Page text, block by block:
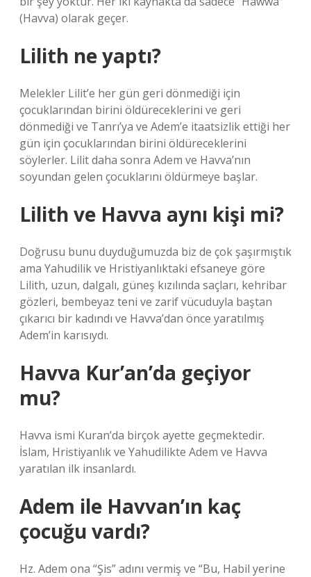
(Havva) olarak geçer.
Lilith ne yaptı?
Melekler Lilit’e her gün geri dönmediği için
çocuklarından birini öldüreceklerini ve geri
dönmediği ve Tanrı’ya ve Adem’e itaatsizlik ettiği her
gün için çocuklarından birini öldüreceklerini
söylerler. Lilit daha sonra Adem ve Havva’nın
soyundan gelen çocuklarını öldürmeye başlar.
Lilith ve Havva aynı kişi mi?
Doğrusu bunu duyduğumuzda biz de çok şaşırmıştık
ama Yahudilik ve Hristiyanlıktaki efsaneye göre
Lilith, uzun, dalgalı, güneş kızılında saçları, kehribar
gözleri, bembeyaz teni ve zarif vücuduyla baştan
çıkarıcı bir kadındı ve Havva’dan önce yaratılmış
Adem’in karısıydı.
Havva Kur’an’da geçiyor
mu?
Havva ismi Kuran’da birçok ayette geçmektedir.
İslam, Hristiyanlık ve Yahudilikte Adem ve Havva
yaratılan ilk insanlardı.
Adem ile Havvan’ın kaç
çocuğu vardı?
Hz. Adem ona “Şis” adını vermiş ve “Bu, Habil yerine